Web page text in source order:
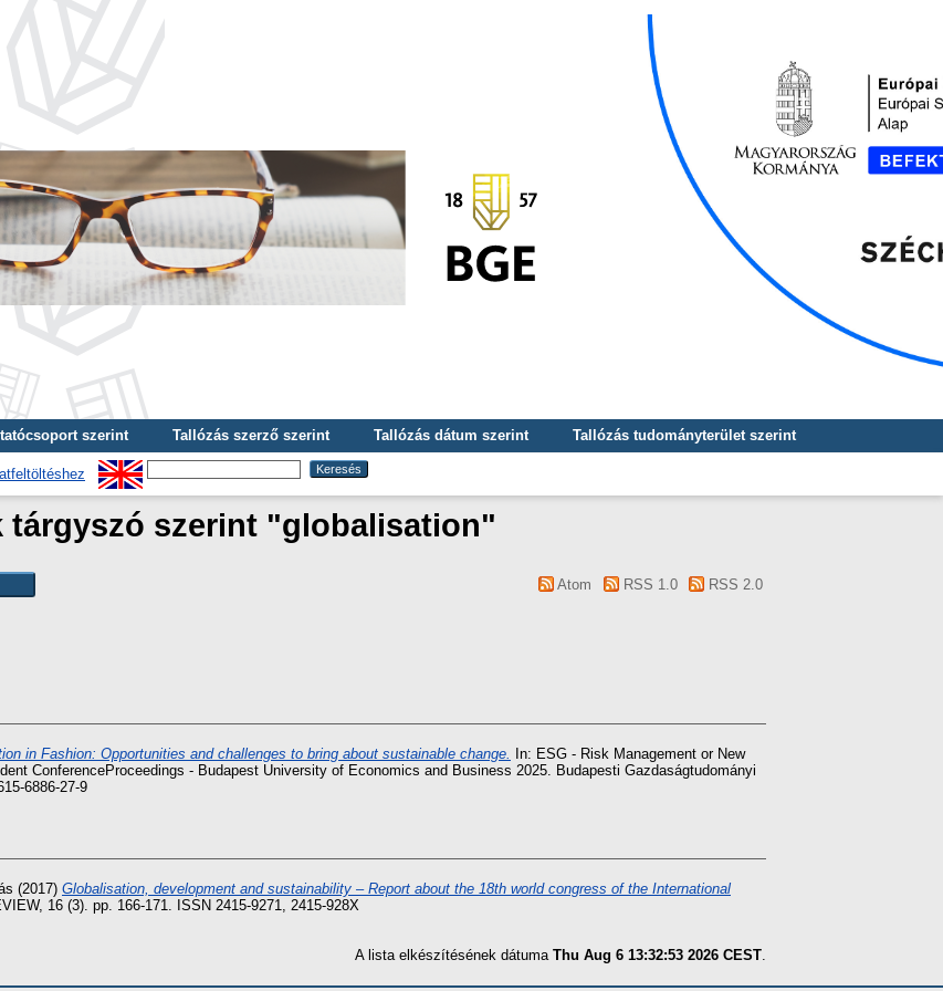
szerint Tallózás szerző szerint Tallózás dátum szerint
Tallózás tudományterület szerint
tárgyszó szerint "globalisation"
Atom RSS 1.0
RSS 2.0
in Fashion: Opportunities and challenges to bring about sustainable change.
In: ESG - Risk Management or New
ConferenceProceedings - Budapest University of Economics and Business 2025. Budapesti Gazdaságtudományi
6886-27-9
(2017) Globalisation, development and sustainability – Report about the 18th world congress of the International
16 (3). pp. 166-171. ISSN 2415-9271, 2415-928X
A lista elkészítésének dátuma Thu Aug 6 13:32:53 2026 CEST.